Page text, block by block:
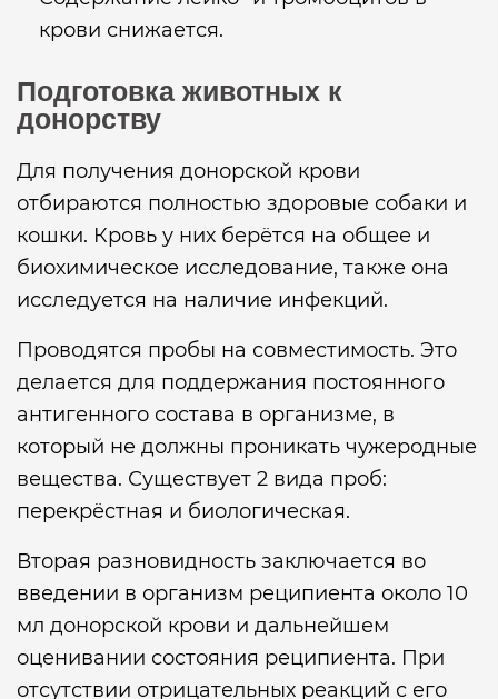
крови снижается.
Подготовка животных к
донорству
Для получения донорской крови
отбираются полностью здоровые собаки и
кошки. Кровь у них берётся на общее и
биохимическое исследование, также она
исследуется на наличие инфекций.
Проводятся пробы на совместимость. Это
делается для поддержания постоянного
антигенного состава в организме, в
который не должны проникать чужеродные
вещества. Существует 2 вида проб:
перекрёстная и биологическая.
Вторая разновидность заключается во
введении в организм реципиента около 10
мл донорской крови и дальнейшем
оценивании состояния реципиента. При
отсутствии отрицательных реакций с его